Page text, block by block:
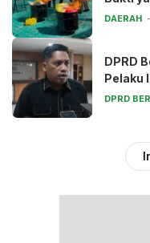
DAERAH
DPRD
Pelaku
DPRD